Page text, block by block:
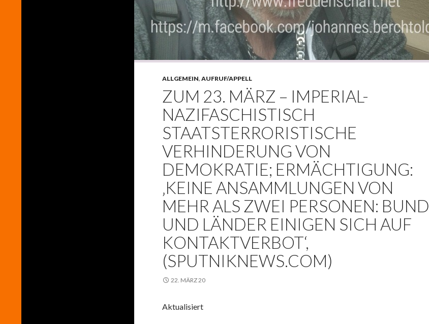
ALLGEMEIN, AUFRUF/APPELL
ZUM 23. MÄRZ – IMPERIAL-
NAZIFASCHISTISCH
STAATSTERRORISTISCHE
VERHINDERUNG VON
DEMOKRATIE; ERMÄCHTIGUNG:
‚KEINE ANSAMMLUNGEN VON
MEHR ALS ZWEI PERSONEN: BUND
UND LÄNDER EINIGEN SICH AUF
KONTAKTVERBOT‘,
(SPUTNIKNEWS.COM)
22. MÄRZ 20
Aktualisiert